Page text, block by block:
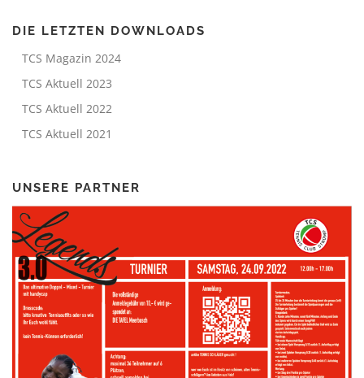
DIE LETZTEN DOWNLOADS
TCS Magazin 2024
TCS Aktuell 2023
TCS Aktuell 2022
TCS Aktuell 2021
UNSERE PARTNER